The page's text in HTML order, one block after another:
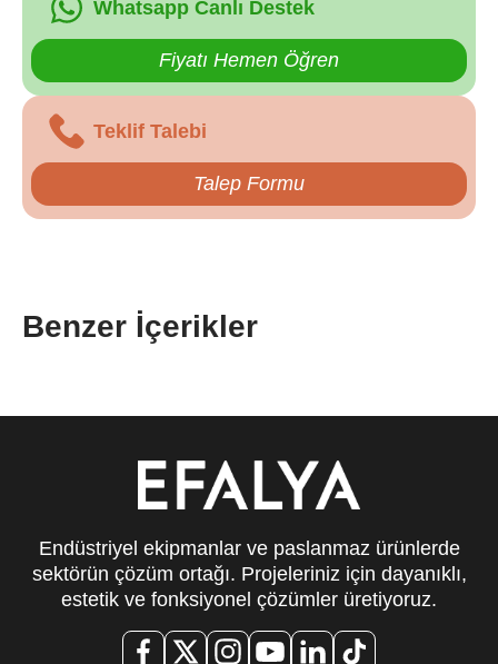
Whatsapp Canlı Destek
Fiyatı Hemen Öğren
Teklif Talebi
Talep Formu
Benzer İçerikler
Endüstriyel ekipmanlar ve paslanmaz ürünlerde
sektörün çözüm ortağı. Projeleriniz için dayanıklı,
estetik ve fonksiyonel çözümler üretiyoruz.